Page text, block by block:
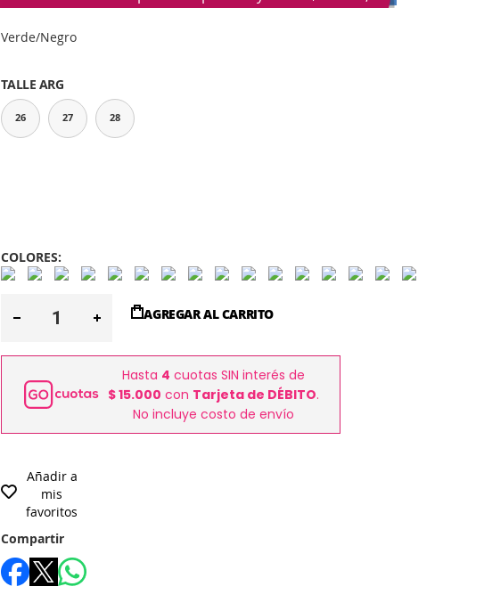
Verde/Negro
TALLE ARG
26 27 28
COLORES:
AGREGAR AL CARRITO
Hasta 4 cuotas SIN interés de
$ 15.000 con Tarjeta de DÉBITO.
No incluye costo de envío
Añadir a
mis
favoritos
Compartir